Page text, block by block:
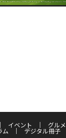
イベント グルメ
ム デジタル冊子